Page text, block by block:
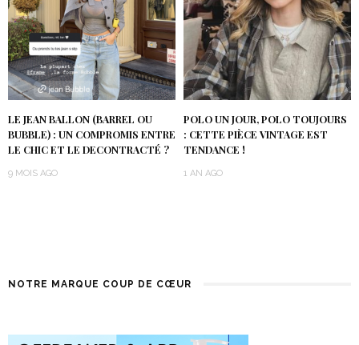
LE JEAN BALLON (BARREL OU
BUBBLE) : UN COMPROMIS ENTRE
LE CHIC ET LE DECONTRACTÉ ?
9 MOIS AGO
POLO UN JOUR, POLO TOUJOURS
: CETTE PIÈCE VINTAGE EST
TENDANCE !
1 AN AGO
NOTRE MARQUE COUP DE CŒUR